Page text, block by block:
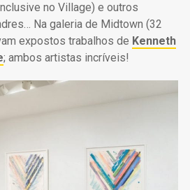
no Village) e outros
Na galeria de Midtown (32
expostos trabalhos de Kenneth
; ambos artistas incríveis!